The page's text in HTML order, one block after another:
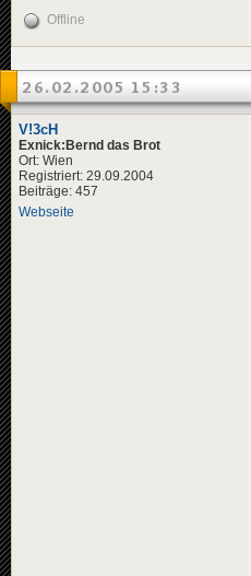
Offline
26.02.2005 15:33
V!3cH
Exnick:Bernd das Brot
Ort: Wien
Registriert: 29.09.2004
Beiträge: 457
Webseite